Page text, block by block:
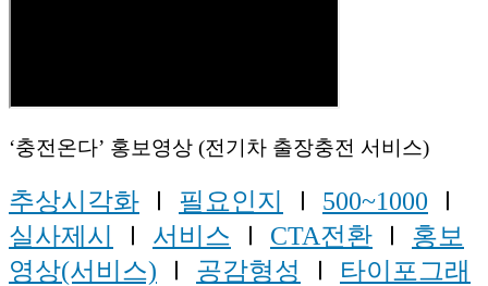
‘충전온다’ 홍보영상 (전기차 출장충전 서비스)
추상시각화 Ⅰ 필요인지 Ⅰ 500~1000 Ⅰ
실사제시
Ⅰ 서비스 Ⅰ CTA전환 Ⅰ 홍보
영상(서비스) Ⅰ 공감형성 Ⅰ 타이포그래